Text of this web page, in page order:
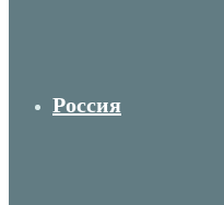
Россия